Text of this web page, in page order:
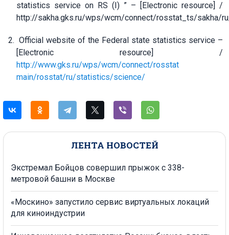
ЛЕНТА НОВОСТЕЙ
Экстремал Бойцов совершил прыжок с 338-
метровой башни в Москве
«Москино» запустило сервис виртуальных локаций
для киноиндустрии
statistics service on RS (I) ” – [Electronic resource] /
http://sakha.gks.ru/wps/wcm/connect/rosstat_ts/sakha/
Official website of the Federal state statistics service –
[Electronic resource] /
http://www.gks.ru/wps/wcm/connect/rosstat
main/rosstat/ru/statistics/science/